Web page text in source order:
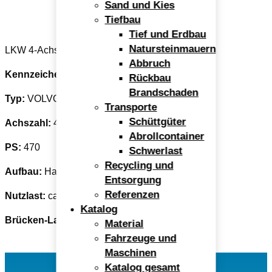
Sand und Kies
Tiefbau
Tief und Erdbau
Natursteinmauern
Abbruch
Rückbau
Brandschaden
Transporte
Schüttgüter
Abrollcontainer
Schwerlast
Recycling und
Entsorgung
Referenzen
Katalog
Material
Fahrzeuge und
Maschinen
Katalog gesamt
LKW 4-Achser PA-UA 440 (Hardox-Mulde)
Kennzeichen:
Typ: VOLVO FM460
Achszahl: 4
PS: 470
Aufbau: Hardox-Mulde
Nutzlast: ca. 18,0 to
Brücken-Ladevolumen:ca. 14,8 m³